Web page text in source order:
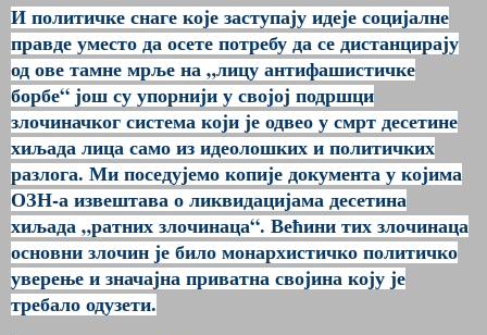
И политичке снаге које заступају идеје социјалне
правде уместо да осете потребу да се дистанцирају
од ове тамне мрље на „лицу антифашистичке
борбе“ још су упорнији у својој подршци
злочиначког система који је одвео у смрт десетине
хиљада лица само из идеолошких и политичких
разлога. Ми поседујемо копије документа у којима
ОЗН-а извештава о ликвидацијама десетина
хиљада „ратних злочинаца“. Већини тих злочинаца
основни злочин је било монархистичко политичко
уверење и значајна приватна својина коју је
требало одузети.